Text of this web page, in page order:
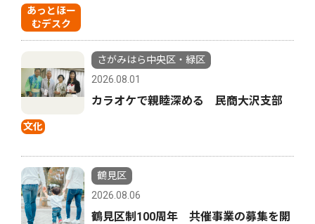
あっとほー
むデスク
文化
さがみはら中央区・緑区
2026.08.01
カラオケで親睦深める 民商大沢支部
鶴見区
2026.08.06
鶴見区制100周年 共催事業の募集を開